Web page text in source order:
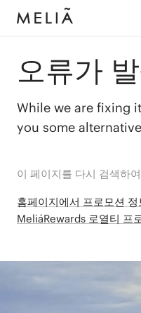
오류가
While we are fixing
you some
이 페이지를 다시 검색하
홈페이지에서 프로모션
MeliáRewards 로열티 프